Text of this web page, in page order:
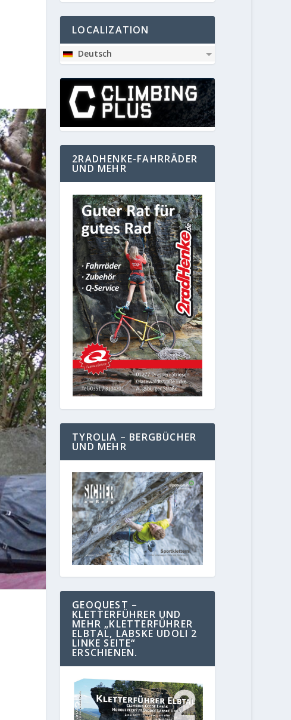
LOCALIZATION
Deutsch
2RADHENKE-FAHRRÄDER
UND MEHR
TYROLIA – BERGBÜCHER
UND MEHR
GEOQUEST –
KLETTERFÜHRER UND
MEHR „KLETTERFÜHRER
ELBTAL, LABSKE UDOLI 2
LINKE SEITE“
ERSCHIENEN.